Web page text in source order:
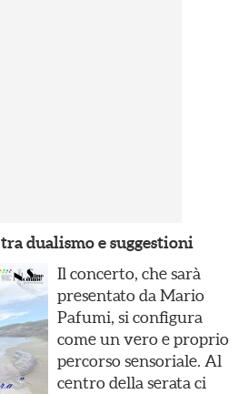
dualismo e suggestioni
Il concerto, che sarà
presentato da Mario
Pafumi, si configura
come un vero e proprio
percorso sensoriale. Al
centro della serata ci